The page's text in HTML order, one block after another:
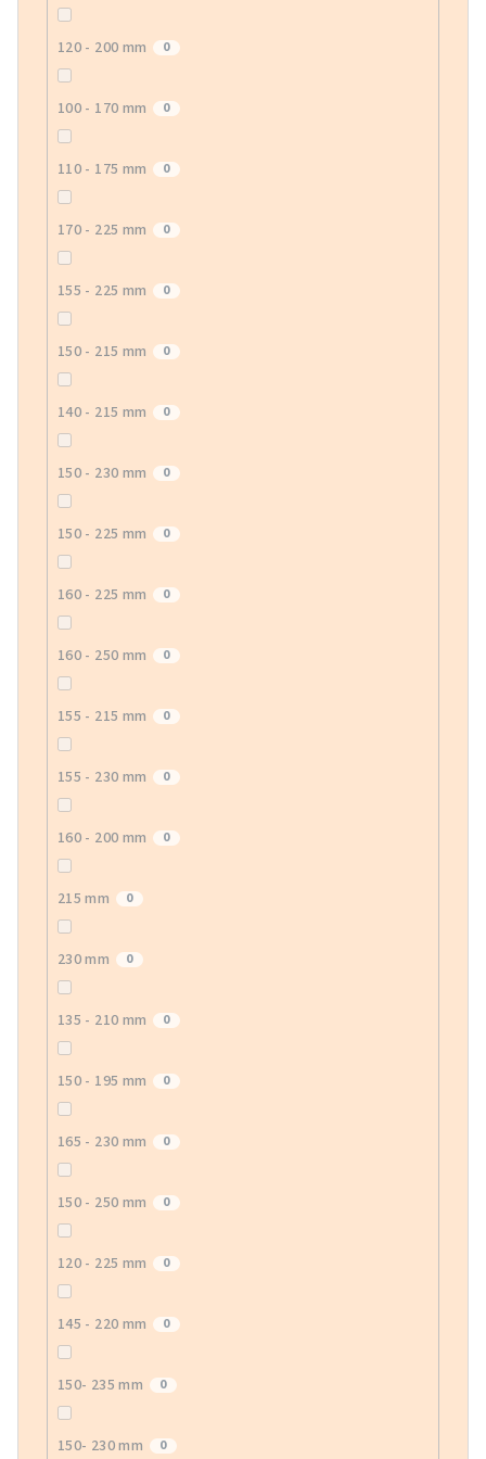
120 - 200 mm 0
100 - 170 mm 0
110 - 175 mm 0
170 - 225 mm 0
155 - 225 mm 0
150 - 215 mm 0
140 - 215 mm 0
150 - 230 mm 0
150 - 225 mm 0
160 - 225 mm 0
160 - 250 mm 0
155 - 215 mm 0
155 - 230 mm 0
160 - 200 mm 0
215 mm 0
230 mm 0
135 - 210 mm 0
150 - 195 mm 0
165 - 230 mm 0
150 - 250 mm 0
120 - 225 mm 0
145 - 220 mm 0
150- 235 mm 0
150- 230 mm 0